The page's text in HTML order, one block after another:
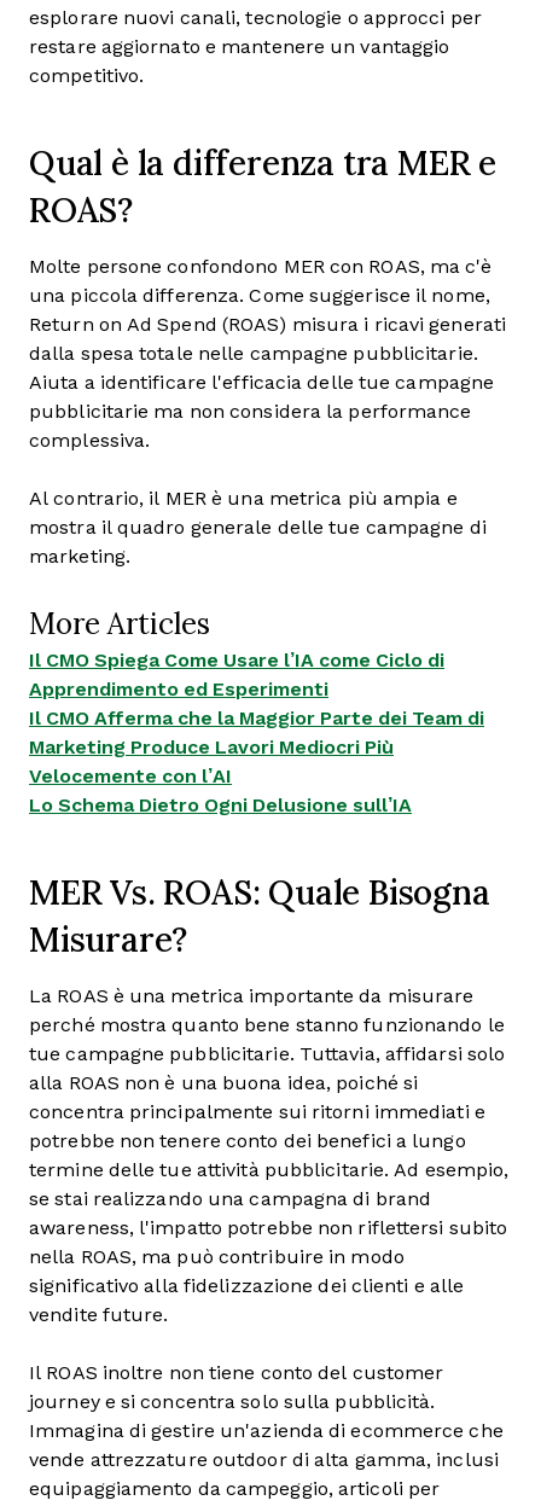
esplorare nuovi canali, tecnologie o approcci per
restare aggiornato e mantenere un vantaggio
competitivo.
Qual è la differenza tra MER e
ROAS?
Molte persone confondono MER con ROAS, ma c'è
una piccola differenza. Come suggerisce il nome,
Return on Ad Spend (ROAS) misura i ricavi generati
dalla spesa totale nelle campagne pubblicitarie.
Aiuta a identificare l'efficacia delle tue campagne
pubblicitarie ma non considera la performance
complessiva.
Al contrario, il MER è una metrica più ampia e
mostra il quadro generale delle tue campagne di
marketing.
More Articles
Il CMO Spiega Come Usare l’IA come Ciclo di
Apprendimento ed Esperimenti
Il CMO Afferma che la Maggior Parte dei Team di
Marketing Produce Lavori Mediocri Più
Velocemente con l’AI
Lo Schema Dietro Ogni Delusione sull’IA
MER Vs. ROAS: Quale Bisogna
Misurare?
La ROAS è una metrica importante da misurare
perché mostra quanto bene stanno funzionando le
tue campagne pubblicitarie. Tuttavia, affidarsi solo
alla ROAS non è una buona idea, poiché si
concentra principalmente sui ritorni immediati e
potrebbe non tenere conto dei benefici a lungo
termine delle tue attività pubblicitarie. Ad esempio,
se stai realizzando una campagna di brand
awareness, l'impatto potrebbe non riflettersi subito
nella ROAS, ma può contribuire in modo
significativo alla fidelizzazione dei clienti e alle
vendite future.
Il ROAS inoltre non tiene conto del customer
journey e si concentra solo sulla pubblicità.
Immagina di gestire un'azienda di ecommerce che
vende attrezzature outdoor di alta gamma, inclusi
equipaggiamento da campeggio, articoli per